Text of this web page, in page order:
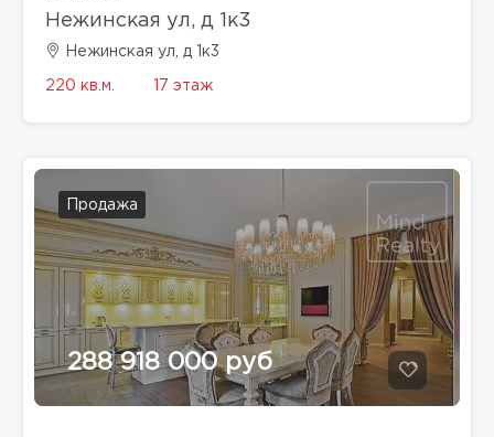
Нежинская ул, д 1к3
Нежинская ул, д 1к3
220 кв.м. 17 этаж
Продажа
288 918 000 руб